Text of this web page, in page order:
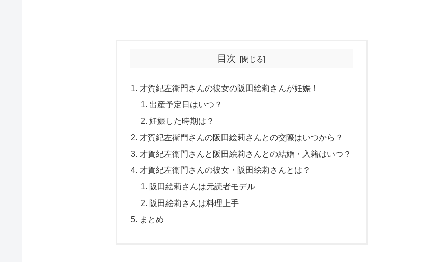
目次
才賀紀左衛門さんの彼女の阪田絵莉さんが妊娠！
出産予定日はいつ？
妊娠した時期は？
才賀紀左衛門さんの阪田絵莉さんとの交際はいつから？
才賀紀左衛門さんと阪田絵莉さんとの結婚・入籍はいつ？
才賀紀左衛門さんの彼女・阪田絵莉さんとは？
阪田絵莉さんは元読者モデル
阪田絵莉さんは料理上手
まとめ